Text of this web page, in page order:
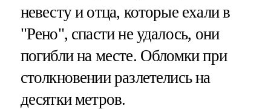
невесту и отца, которые ехали в
"Рено", спасти не удалось, они
погибли на месте. Обломки при
столкновении разлетелись на
десятки метров.